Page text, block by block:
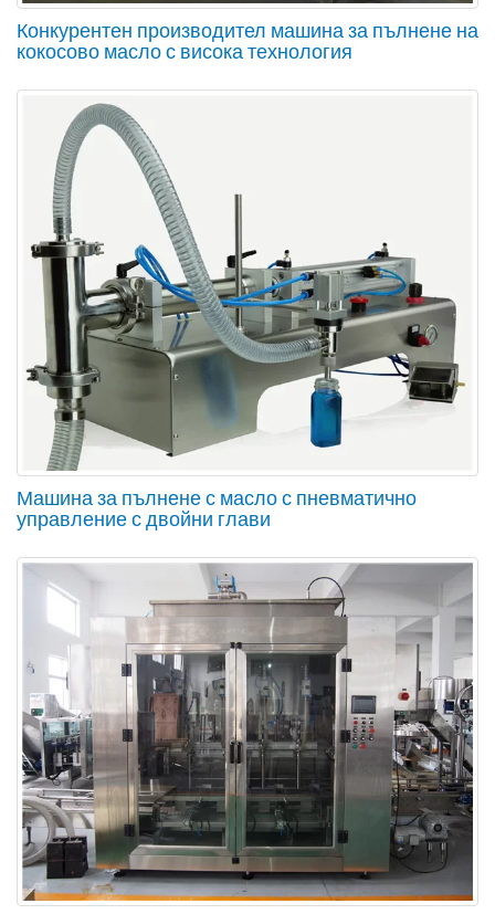
Конкурентен производител машина за пълнене на
кокосово масло с висока технология
Машина за пълнене с масло с пневматично
управление с двойни глави